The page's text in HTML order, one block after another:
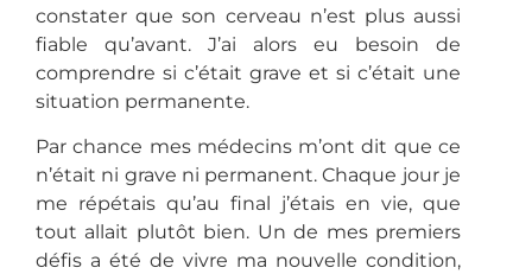
constater que son cerveau n’est plus aussi
fiable qu’avant. J’ai alors eu besoin de
comprendre si c’était grave et si c’était une
situation permanente.
Par chance mes médecins m’ont dit que ce
n’était ni grave ni permanent. Chaque jour je
me répétais qu’au final j’étais en vie, que
tout allait plutôt bien. Un de mes premiers
défis a été de vivre ma nouvelle condition,